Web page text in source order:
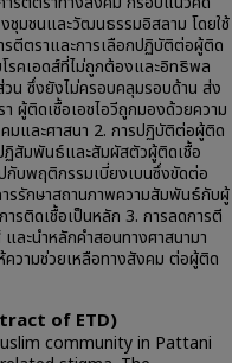
ชุมชนและวัฒนธรรมอิสลาม โดยใช้
ตีตราและการเลือกปฏิบัติต่อผู้ติด
โรคเอดส์ที่ไม่ถูกต้องและอิทธิพล
น ซึ่งยังไม่ครอบคลุมรอบด้าน ส่ง
ผู้ติดเชื้อเอชไอวีถูกมองด้วยความ
คมและศาสนา 2. การปฏิบัติต่อผู้ติด
ฏิสัมพันธ์และสัมผัสตัวผู้ติดเชื้อ
กับพฤติกรรมเบี่ยงเบนซึ่งขัดต่อ
ารรักษาสถานภาพความสัมพันธ์กับผู้
รติดเชื้อเป็นหลัก 3. การลดการตี
ละนำหลักคำสอนทางศาสนามา
ความช่วยเหลือทางสังคม ต่อผู้ติด
of ETD)
community in Pattani